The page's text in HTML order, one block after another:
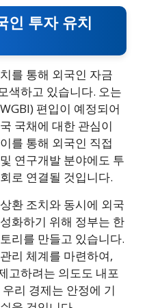
인 투자 유치
를 통해 외국인 자금
색하고 있습니다. 오는
편입이 예정되어
국채에 대한 관심이
를 통해 외국인 직접
연구개발 분야에도 투
로 연결될 것입니다.
환 조치와 동시에 외국
화하기 위해 정부는 한
리를 만들고 있습니다.
리 체계를 마련하여,
고하려는 의도도 내포
리 경제는 안정에 기